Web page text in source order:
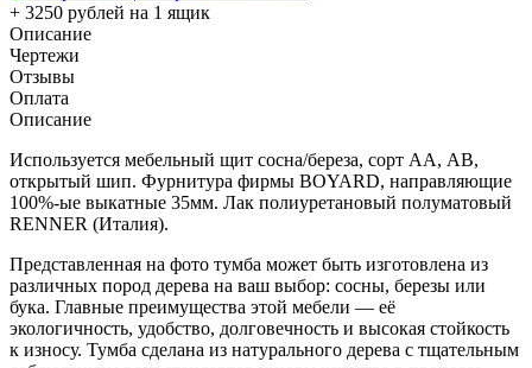
+ 3250 рублей на 1 ящик
Описание
Чертежи
Отзывы
Оплата
Описание
Используется мебельный щит сосна/береза, сорт АА, АВ,
открытый шип. Фурнитура фирмы BOYARD, направляющие
100%-ые выкатные 35мм. Лак полиуретановый полуматовый
RENNER (Италия).
Представленная на фото тумба может быть изготовлена из
различных пород дерева на ваш выбор: сосны, березы или
бука. Главные преимущества этой мебели — её
экологичность, удобство, долговечность и высокая стойкость
к износу. Тумба сделана из натурального дерева с тщательным